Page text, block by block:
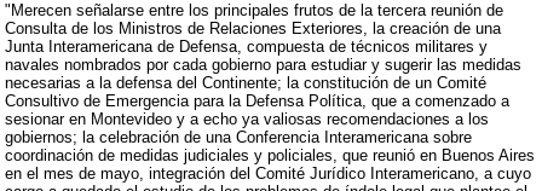
"Merecen señalarse entre los principales frutos de la tercera reunión de
Consulta de los Ministros de Relaciones Exteriores, la creación de una
Junta Interamericana de Defensa, compuesta de técnicos militares y
navales nombrados por cada gobierno para estudiar y sugerir las medidas
necesarias a la defensa del Continente; la constitución de un Comité
Consultivo de Emergencia para la Defensa Política, que a comenzado a
sesionar en Montevideo y a echo ya valiosas recomendaciones a los
gobiernos; la celebración de una Conferencia Interamericana sobre
coordinación de medidas judiciales y policiales, que reunió en Buenos Aires
en el mes de mayo, integración del Comité Jurídico Interamericano, a cuyo